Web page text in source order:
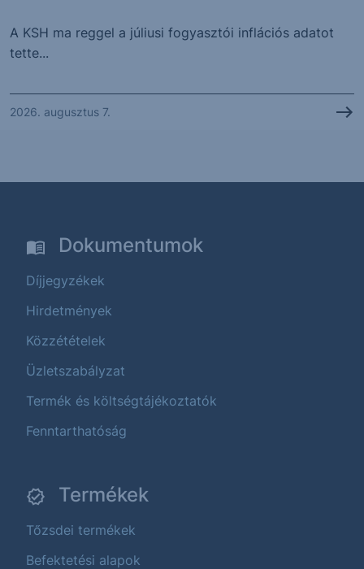
A KSH ma reggel a júliusi fogyasztói inflációs adatot
tette...
2026. augusztus 7.
Dokumentumok
Díjjegyzékek
Hirdetmények
Közzétételek
Üzletszabályzat
Termék és költségtájékoztatók
Fenntarthatóság
Termékek
Tőzsdei termékek
Befektetési alapok